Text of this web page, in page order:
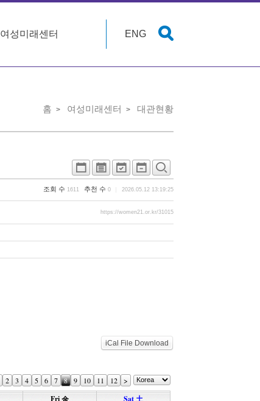
여성미래센터 ENG
홈 여성미래센터 대관현황
조회 수 1611 추천 수 0 2026.05.12 13:19:25
https://women21.or.kr/31015
iCal File Download
2 3 4 5 6 7 8 9 10 11 12 >
Fri 金 Sat 土